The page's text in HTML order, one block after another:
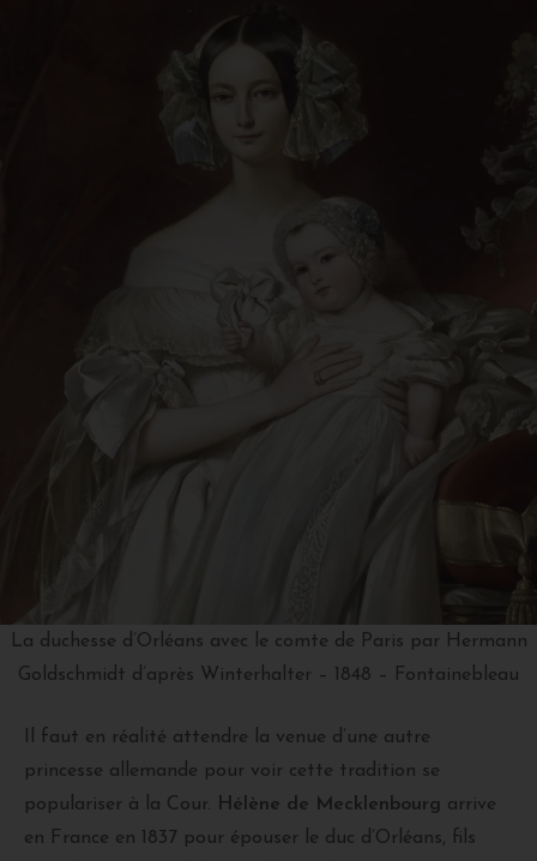
La duchesse d’Orléans avec le comte de Paris par Hermann
Goldschmidt d’après Winterhalter – 1848 – Fontainebleau
Il faut en réalité attendre la venue d’une autre
princesse allemande pour voir cette tradition se
populariser à la Cour. Hélène de Mecklenbourg arrive
en France en 1837 pour épouser le duc d’Orléans, fils